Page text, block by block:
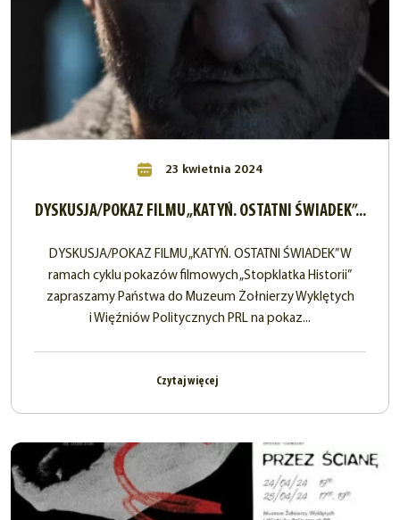
23 kwietnia 2024
DYSKUSJA/POKAZ FILMU „KATYŃ. OSTATNI ŚWIADEK”...
DYSKUSJA/POKAZ FILMU „KATYŃ. OSTATNI ŚWIADEK” W
ramach cyklu pokazów filmowych „Stopklatka Historii”
zapraszamy Państwa do Muzeum Żołnierzy Wyklętych
i Więźniów Politycznych PRL na pokaz...
Czytaj więcej